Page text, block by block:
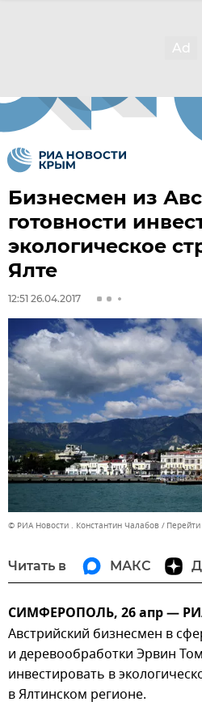
Бизнесмен из
готовности
экологическое
Ялте
12:51 26.04.2017
© РИА Новости . Константин Чалабов
Читать в МАКС
СИМФЕРОПОЛЬ, 26 апр —
Австрийский бизнесмен в
и деревообработки Эрвин
инвестировать в
в Ялтинском регионе.